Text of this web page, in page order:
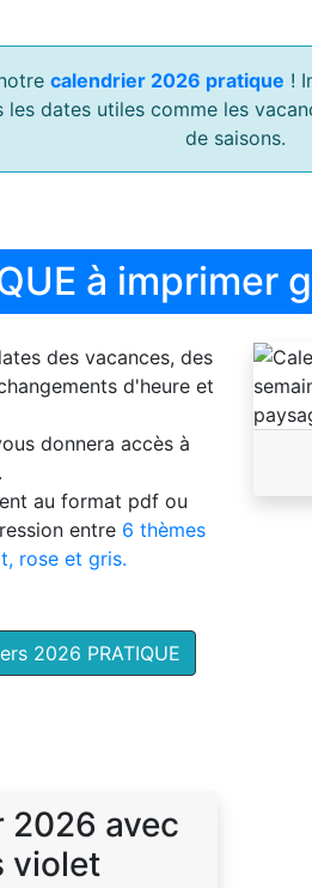
calendrier 2026 pratique !
dates utiles comme les
de saisons.
à imprimer
des vacances, des
d'heure et
donnera accès à
au format pdf ou
entre 6 thèmes
rose et gris.
2026 PRATIQUE
2026 avec
violet